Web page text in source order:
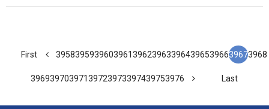
First 39583959396039613962396339643965396639673968
39693970397139723973397439753976 Last